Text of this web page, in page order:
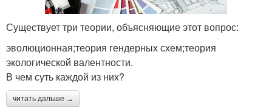
Существует три теории, объясняющие этот вопрос:
эволюционная;теория гендерных схем;теория
экологической валентности.
В чем суть каждой из них?
читать дальше →